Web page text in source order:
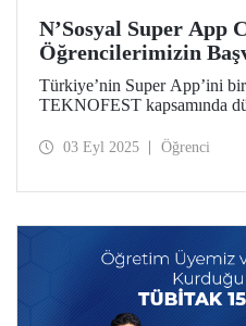
N’Sosyal Super App
Öğrencilerimizin
Türkiye’nin Super App’ini
TEKNOFEST kapsamında
03 Eyl 2025 Öğrenci